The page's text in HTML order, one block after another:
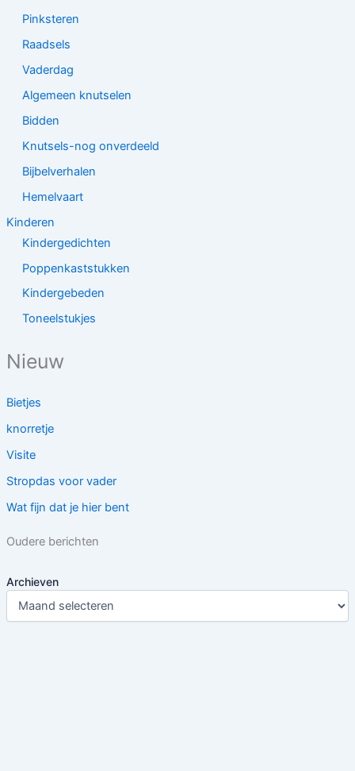
Pinksteren
Raadsels
Vaderdag
Algemeen knutselen
Bidden
Knutsels-nog onverdeeld
Bijbelverhalen
Hemelvaart
Kinderen
Kindergedichten
Poppenkaststukken
Kindergebeden
Toneelstukjes
Nieuw
Bietjes
knorretje
Visite
Stropdas voor vader
Wat fijn dat je hier bent
Oudere berichten
Archieven